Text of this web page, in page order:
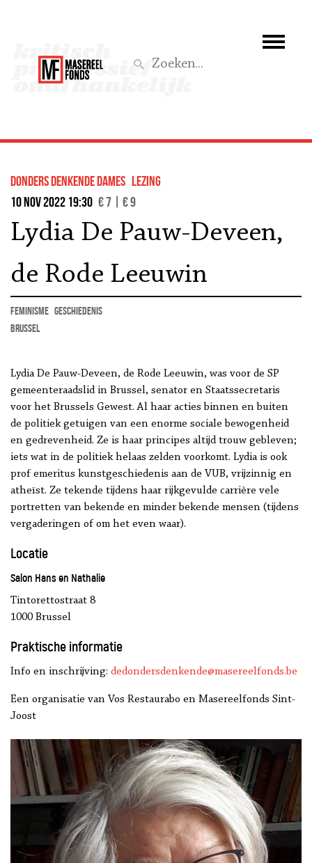
Wat we doen
Steun ons
Aktief
donders denkende dames lezing
10 nov 2022 19:30 € 7 | € 9
Lydia De Pauw-Deveen,
de Rode Leeuwin
feminisme geschiedenis
Brussel
Lydia De Pauw-Deveen, de Rode Leeuwin, was voor de SP
gemeenteraadslid in Brussel, senator en Staatssecretaris
voor het Brussels Gewest. Al haar acties binnen en buiten
de politiek getuigen van een enorme sociale bewogenheid
en gedrevenheid. Ze is haar principes altijd trouw gebleven;
iets wat in de politiek helaas zelden voorkomt. Lydia is ook
prof emeritus kunstgeschiedenis aan de VUB, vrijzinnig en
atheïst. Ze tekende tijdens haar rijkgevulde carrière vele
portretten van bekende en minder bekende mensen (tijdens
vergaderingen of om het even waar).
Locatie
Salon Hans en Nathalie
Tintorettostraat 8
1000 Brussel
Praktische informatie
Info en inschrijving: dedondersdenkende@masereelfonds.be
Een organisatie van Vos Restaurabo en Masereelfonds Sint-
Joost